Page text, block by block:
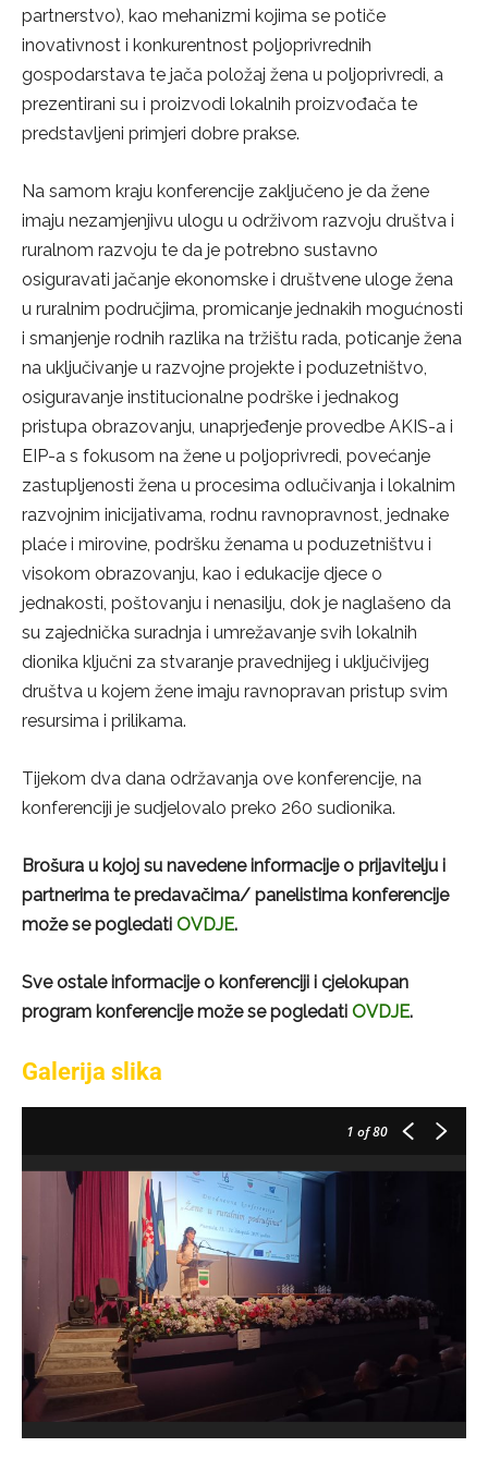
partnerstvo), kao mehanizmi kojima se potiče
inovativnost i konkurentnost poljoprivrednih
gospodarstava te jača položaj žena u poljoprivredi, a
prezentirani su i proizvodi lokalnih proizvođača te
predstavljeni primjeri dobre prakse.
Na samom kraju konferencije zaključeno je da žene
imaju nezamjenjivu ulogu u održivom razvoju društva i
ruralnom razvoju te da je potrebno sustavno
osiguravati jačanje ekonomske i društvene uloge žena
u ruralnim područjima, promicanje jednakih mogućnosti
i smanjenje rodnih razlika na tržištu rada, poticanje žena
na uključivanje u razvojne projekte i poduzetništvo,
osiguravanje institucionalne podrške i jednakog
pristupa obrazovanju, unaprjeđenje provedbe AKIS-a i
EIP-a s fokusom na žene u poljoprivredi, povećanje
zastupljenosti žena u procesima odlučivanja i lokalnim
razvojnim inicijativama, rodnu ravnopravnost, jednake
plaće i mirovine, podršku ženama u poduzetništvu i
visokom obrazovanju, kao i edukacije djece o
jednakosti, poštovanju i nenasilju, dok je naglašeno da
su zajednička suradnja i umrežavanje svih lokalnih
dionika ključni za stvaranje pravednijeg i uključivijeg
društva u kojem žene imaju ravnopravan pristup svim
resursima i prilikama.
Tijekom dva dana održavanja ove konferencije, na
konferenciji je sudjelovalo preko 260 sudionika.
Brošura u kojoj su navedene informacije o prijavitelju i
partnerima te predavačima/ panelistima konferencije
može se pogledati OVDJE.
Sve ostale informacije o konferenciji i cjelokupan
program konferencije može se pogledati OVDJE.
Galerija slika
1 of 80